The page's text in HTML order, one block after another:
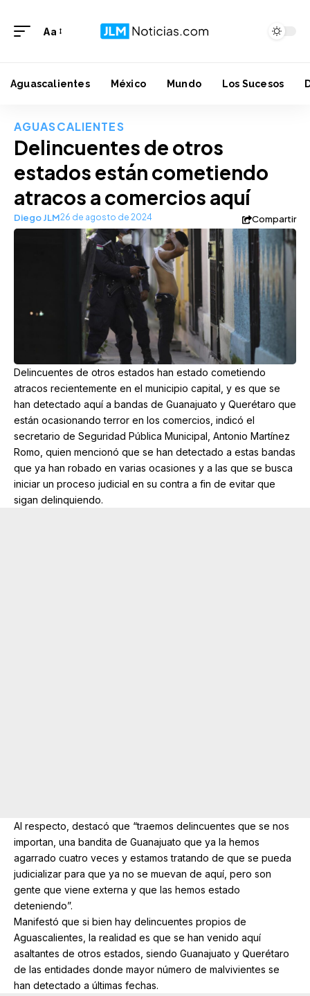
Aa
Aguascalientes México Mundo Los Sucesos
AGUASCALIENTES
Delincuentes de otros
estados están cometiendo
atracos a comercios aquí
Diego JLM26 de agosto de 2024 Compartir
Delincuentes de otros estados han estado cometiendo
atracos recientemente en el municipio capital, y es que se
han detectado aquí a bandas de Guanajuato y Querétaro que
están ocasionando terror en los comercios, indicó el
secretario de Seguridad Pública Municipal, Antonio Martínez
Romo, quien mencionó que se han detectado a estas bandas
que ya han robado en varias ocasiones y a las que se busca
iniciar un proceso judicial en su contra a fin de evitar que
sigan delinquiendo.
Al respecto, destacó que “traemos delincuentes que se nos
importan, una bandita de Guanajuato que ya la hemos
agarrado cuatro veces y estamos tratando de que se pueda
judicializar para que ya no se muevan de aquí, pero son
gente que viene externa y que las hemos estado
deteniendo”.
Manifestó que si bien hay delincuentes propios de
Aguascalientes, la realidad es que se han venido aquí
asaltantes de otros estados, siendo Guanajuato y Querétaro
de las entidades donde mayor número de malvivientes se
han detectado a últimas fechas.